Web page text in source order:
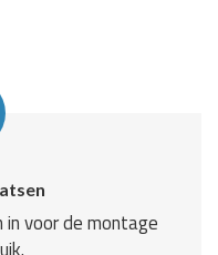
in voor de montage